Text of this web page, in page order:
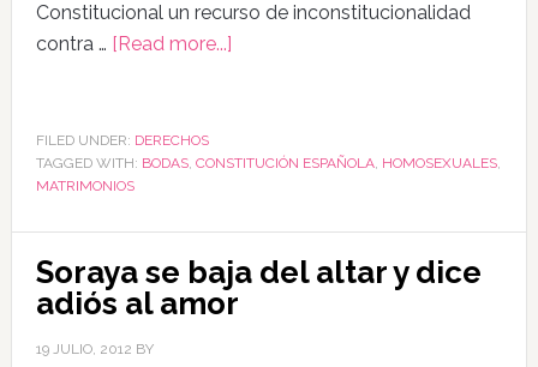
Constitucional un recurso de inconstitucionalidad
contra … [Read more...]
FILED UNDER: DERECHOS
TAGGED WITH: BODAS, CONSTITUCIÓN ESPAÑOLA, HOMOSEXUALES,
MATRIMONIOS
Soraya se baja del altar y dice
adiós al amor
19 JULIO, 2012 BY